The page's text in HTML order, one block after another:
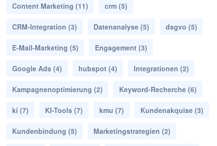
Content Marketing (11) crm (5)
CRM-Integration (3) Datenanalyse (5) dsgvo (5)
E-Mail-Marketing (5) Engagement (3)
Google Ads (4) hubspot (4) Integrationen (2)
Kampagnenoptimierung (2) Keyword-Recherche (6)
ki (7) KI-Tools (7) kmu (7) Kundenakquise (3)
Kundenbindung (5) Marketingstrategien (2)